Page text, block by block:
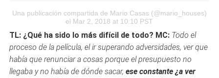
Una publicación compartida de Mario Casas (@mario_houses)
el Mar 2, 2018 at 10:10 PST
TL: ¿Qué ha sido lo más difícil de todo? MC: Todo el
proceso de la película, el ir superando adversidades, ver que
había que renunciar a cosas porque el presupuesto no
llegaba y no había de dónde sacar, ese constante ¿a ver